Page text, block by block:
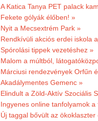
A Katica Tanya PET palack
Fekete gólyák élőben! »
Nyit a Mecsextrém Park »
Rendkívüli akciós erdei iskola
Spórolási tippek vezetéshez »
Malom a múltból,
Márciusi rendezvények Orfűn
Akadálymentes Gemenc »
Elindult a Zöld-Aktív Szociális
Ingyenes online tanfolyamok
Új taggal bővült az ökoklaszter